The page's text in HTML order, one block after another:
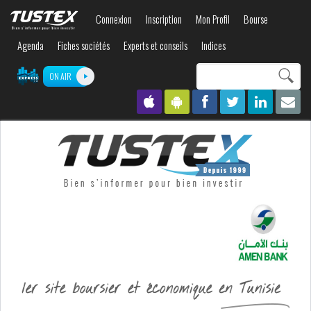
contenu
Connexion Inscription Mon Profil
Bourse
Agenda
Fiches sociétés Experts et conseils Indices
ON AIR
recherche